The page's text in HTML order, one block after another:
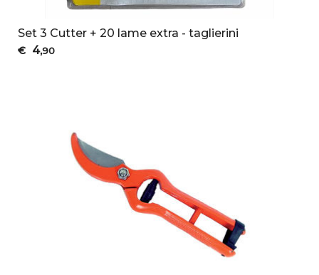
Set 3 Cutter + 20 lame extra - taglierini
€ 4,90